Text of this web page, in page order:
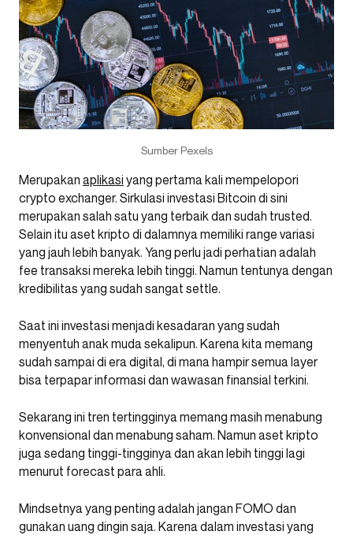
Sumber Pexels
Merupakan aplikasi yang pertama kali mempelopori
crypto exchanger. Sirkulasi investasi Bitcoin di sini
merupakan salah satu yang terbaik dan sudah trusted.
Selain itu aset kripto di dalamnya memiliki range variasi
yang jauh lebih banyak. Yang perlu jadi perhatian adalah
fee transaksi mereka lebih tinggi. Namun tentunya dengan
kredibilitas yang sudah sangat settle.
Saat ini investasi menjadi kesadaran yang sudah
menyentuh anak muda sekalipun. Karena kita memang
sudah sampai di era digital, di mana hampir semua layer
bisa terpapar informasi dan wawasan finansial terkini.
Sekarang ini tren tertingginya memang masih menabung
konvensional dan menabung saham. Namun aset kripto
juga sedang tinggi-tingginya dan akan lebih tinggi lagi
menurut forecast para ahli.
Mindsetnya yang penting adalah jangan FOMO dan
gunakan uang dingin saja. Karena dalam investasi yang